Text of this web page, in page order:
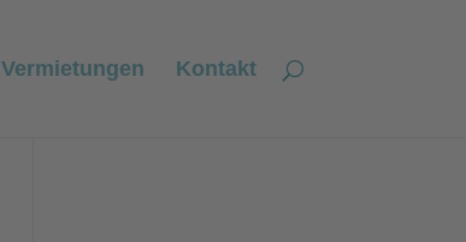
Vermietungen Kontakt